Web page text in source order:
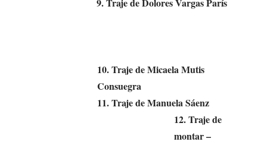
10. Traje de Micaela Mutis
Consuegra
11. Traje de Manuela Sáenz
12. Traje de
montar –